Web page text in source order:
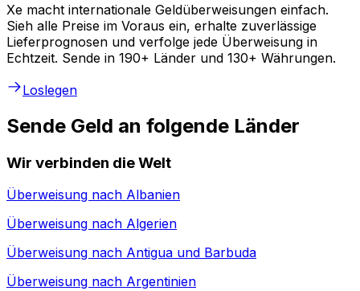
Xe macht internationale Geldüberweisungen einfach.
Sieh alle Preise im Voraus ein, erhalte zuverlässige
Lieferprognosen und verfolge jede Überweisung in
Echtzeit. Sende in 190+ Länder und 130+ Währungen.
Loslegen
Sende Geld an folgende Länder
Wir verbinden die Welt
Überweisung nach Albanien
Überweisung nach Algerien
Überweisung nach Antigua und Barbuda
Überweisung nach Argentinien